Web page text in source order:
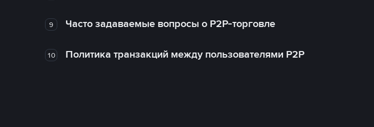
9 Часто задаваемые вопросы о P2P-торговле
10 Политика транзакций между пользователями P2P